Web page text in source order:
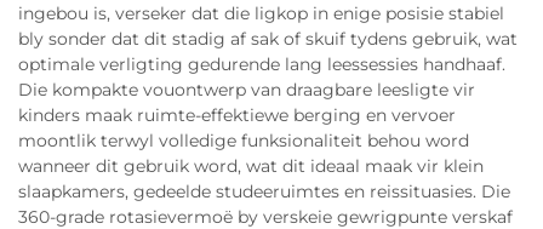
ingebou is, verseker dat die ligkop in enige posisie stabiel
bly sonder dat dit stadig af sak of skuif tydens gebruik, wat
optimale verligting gedurende lang leessessies handhaaf.
Die kompakte vouontwerp van draagbare leesligte vir
kinders maak ruimte-effektiewe berging en vervoer
moontlik terwyl volledige funksionaliteit behou word
wanneer dit gebruik word, wat dit ideaal maak vir klein
slaapkamers, gedeelde studeeruimtes en reissituasies. Die
360-grade rotasievermoë by verskeie gewrigpunte verskaf